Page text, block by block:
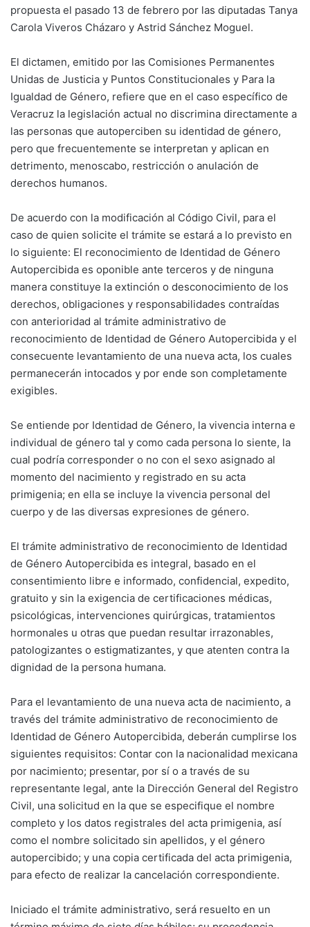
propuesta el pasado 13 de febrero por las diputadas Tanya
Carola Viveros Cházaro y Astrid Sánchez Moguel.
El dictamen, emitido por las Comisiones Permanentes
Unidas de Justicia y Puntos Constitucionales y Para la
Igualdad de Género, refiere que en el caso específico de
Veracruz la legislación actual no discrimina directamente a
las personas que autoperciben su identidad de género,
pero que frecuentemente se interpretan y aplican en
detrimento, menoscabo, restricción o anulación de
derechos humanos.
De acuerdo con la modificación al Código Civil, para el
caso de quien solicite el trámite se estará a lo previsto en
lo siguiente: El reconocimiento de Identidad de Género
Autopercibida es oponible ante terceros y de ninguna
manera constituye la extinción o desconocimiento de los
derechos, obligaciones y responsabilidades contraídas
con anterioridad al trámite administrativo de
reconocimiento de Identidad de Género Autopercibida y el
consecuente levantamiento de una nueva acta, los cuales
permanecerán intocados y por ende son completamente
exigibles.
Se entiende por Identidad de Género, la vivencia interna e
individual de género tal y como cada persona lo siente, la
cual podría corresponder o no con el sexo asignado al
momento del nacimiento y registrado en su acta
primigenia; en ella se incluye la vivencia personal del
cuerpo y de las diversas expresiones de género.
El trámite administrativo de reconocimiento de Identidad
de Género Autopercibida es integral, basado en el
consentimiento libre e informado, confidencial, expedito,
gratuito y sin la exigencia de certificaciones médicas,
psicológicas, intervenciones quirúrgicas, tratamientos
hormonales u otras que puedan resultar irrazonables,
patologizantes o estigmatizantes, y que atenten contra la
dignidad de la persona humana.
Para el levantamiento de una nueva acta de nacimiento, a
través del trámite administrativo de reconocimiento de
Identidad de Género Autopercibida, deberán cumplirse los
siguientes requisitos: Contar con la nacionalidad mexicana
por nacimiento; presentar, por sí o a través de su
representante legal, ante la Dirección General del Registro
Civil, una solicitud en la que se especifique el nombre
completo y los datos registrales del acta primigenia, así
como el nombre solicitado sin apellidos, y el género
autopercibido; y una copia certificada del acta primigenia,
para efecto de realizar la cancelación correspondiente.
Iniciado el trámite administrativo, será resuelto en un